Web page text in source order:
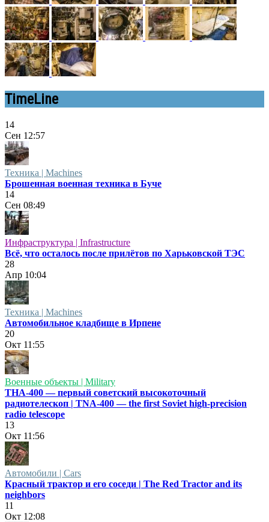
TimeLine
14
Сен 12:57
Техника | Machines
Брошенная военная техника в Буче
14
Сен 08:49
Инфраструктура | Infrastructure
Всё, что осталось после прилётов по Харьковской ТЭС
28
Апр 10:04
Техника | Machines
Автомобильное кладбище в Ирпене
20
Окт 11:55
Военные объекты | Military
ТНА-400 — первый советский высокоточный
радиотелескоп | TNA-400 — the first Soviet high-precision
radio telescope
13
Окт 11:56
Автомобили | Cars
Красный трактор и его соседи | The Red Tractor and its
neighbors
11
Окт 12:08